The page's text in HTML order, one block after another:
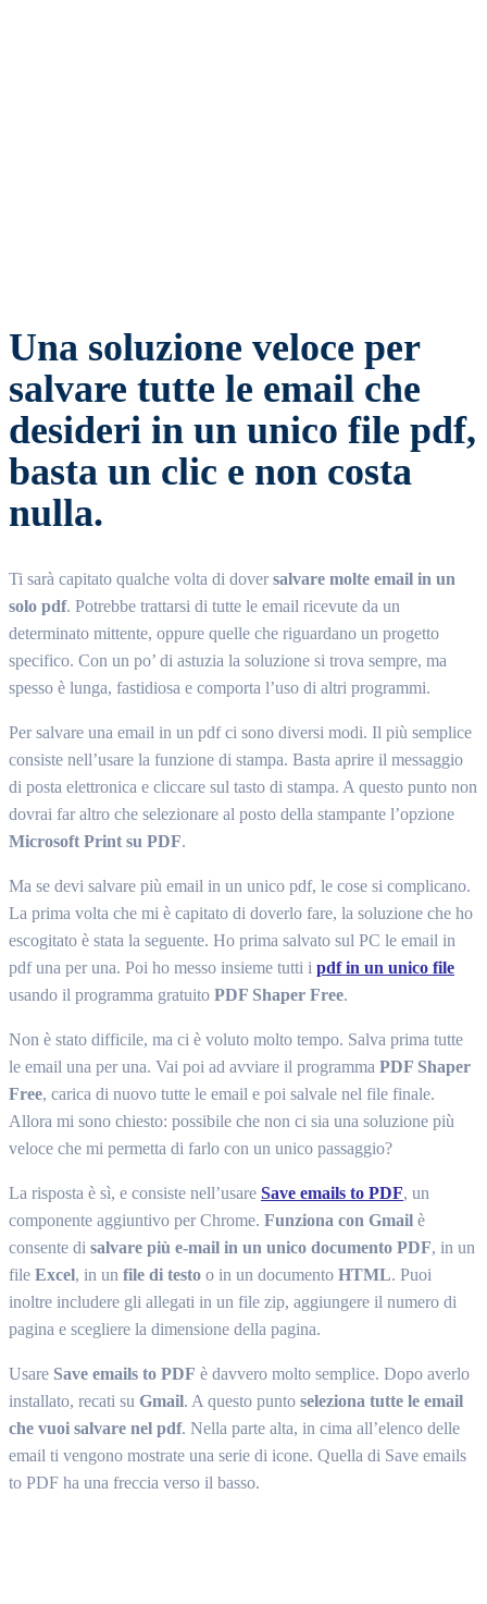
Una soluzione veloce per
salvare tutte le email che
desideri in un unico file pdf,
basta un clic e non costa
nulla.
Ti sarà capitato qualche volta di doversalvare molte email in un
solo pdf. Potrebbe trattarsi di tutte le email ricevute da un
determinato mittente, oppure quelle che riguardano un progetto
specifico. Con un po’ di astuzia la soluzione si trova sempre, ma
spesso è lunga, fastidiosa e comporta l’uso di altri programmi.
Per salvare una email in un pdf ci sono diversi modi. Il più semplice
consiste nell’usare la funzione di stampa. Basta aprire il messaggio
di posta elettronica e cliccare sul tasto di stampa. A questo punto non
dovrai far altro che selezionare al posto della stampante l’opzione
Microsoft Print su PDF.
Ma se devi salvare più email in un unico pdf, le cose si complicano.
La prima volta che mi è capitato di doverlo fare, la soluzione che ho
escogitato è stata la seguente. Ho prima salvato sul PC le email in
pdf una per una. Poi ho messo insieme tutti i pdf in un unico file
usando il programma gratuito PDF Shaper Free.
Non è stato difficile, ma ci è voluto molto tempo. Salva prima tutte
le email una per una. Vai poi ad avviare il programma PDF Shaper
Free, carica di nuovo tutte le email e poi salvale nel file finale.
Allora mi sono chiesto: possibile che non ci sia una soluzione più
veloce che mi permetta di farlo con un unico passaggio?
La risposta è sì, e consiste nell’usare Save emails to PDF, un
componente aggiuntivo per Chrome. Funziona con Gmail è
consente di salvare più e-mail in un unico documento PDF, in un
file Excel, in un file di testo o in un documento HTML. Puoi
inoltre includere gli allegati in un file zip, aggiungere il numero di
pagina e scegliere la dimensione della pagina.
Usare Save emails to PDF è davvero molto semplice. Dopo averlo
installato, recati su Gmail. A questo punto seleziona tutte le email
che vuoi salvare nel pdf. Nella parte alta, in cima all’elenco delle
email ti vengono mostrate una serie di icone. Quella di Save emails
to PDF ha una freccia verso il basso.